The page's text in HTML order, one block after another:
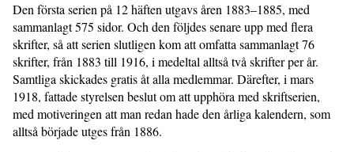
Den första serien på 12 häften utgavs åren 1883–1885, med
sammanlagt 575 sidor. Och den följdes senare upp med flera
skrifter, så att serien slutligen kom att omfatta sammanlagt 76
skrifter, från 1883 till 1916, i medeltal alltså två skrifter per år.
Samtliga skickades gratis åt alla medlemmar. Därefter, i mars
1918, fattade styrelsen beslut om att upphöra med skriftserien,
med motiveringen att man redan hade den årliga kalendern, som
alltså började utges från 1886.